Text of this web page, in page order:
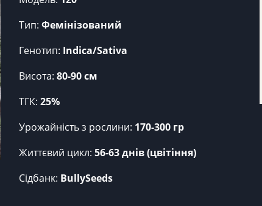
Тип: Фемінізований
Генотип: Indica/Sativa
Висота: 80-90 см
ТГК: 25%
Урожайність з рослини: 170-300 гр
Життєвий цикл: 56-63 днів (цвітіння)
Сідбанк: BullySeeds